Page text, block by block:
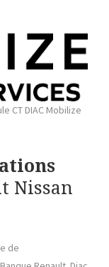
CT DIAC Mobilize
Nissan
de